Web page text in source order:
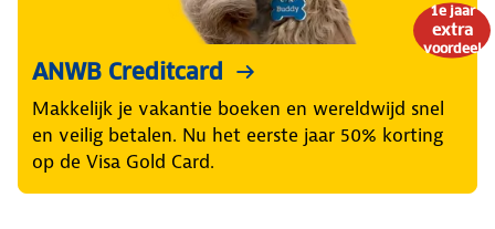
1e jaar
extra
voordeel
ANWB Creditcard
Makkelijk je vakantie boeken en wereldwijd snel
en veilig betalen. Nu het eerste jaar 50% korting
op de Visa Gold Card.